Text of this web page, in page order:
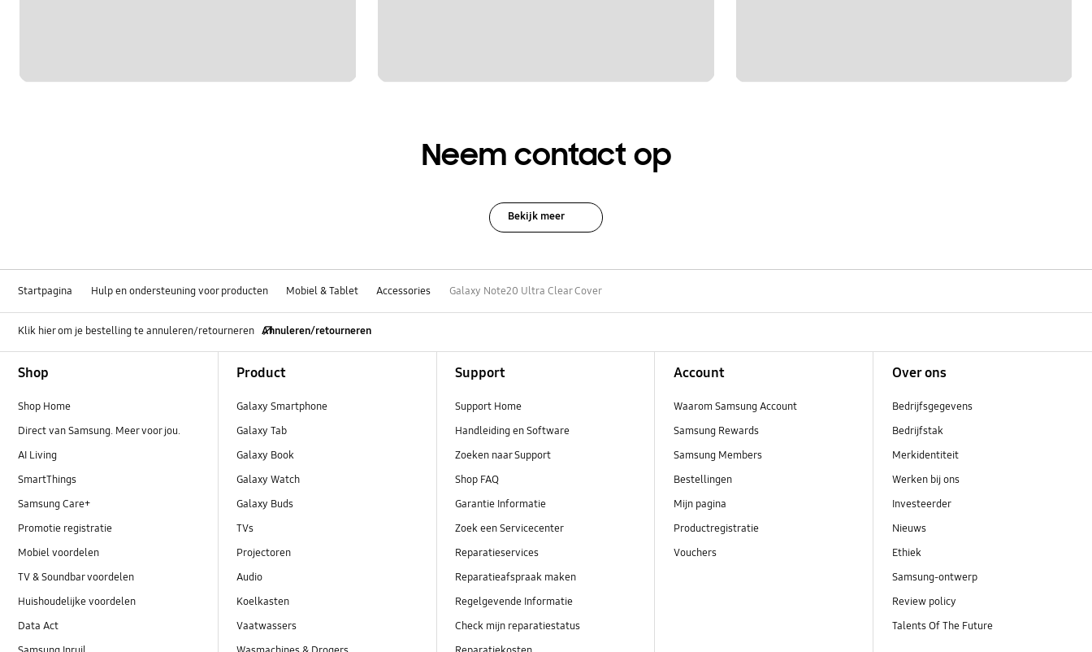
Neem contact op
Bekijk meer
Startpagina Hulp en ondersteuning voor producten Mobiel & Tablet Accessories Galaxy Note20 Ultra Clear Cover
Klik hier om je bestelling te annuleren/retourneren Annuleren/retourneren
Shop
Shop Home
Direct van Samsung. Meer voor jou.
AI Living
SmartThings
Samsung Care+
Promotie registratie
Mobiel voordelen
TV & Soundbar voordelen
Huishoudelijke voordelen
Data Act
Product
Galaxy Smartphone
Galaxy Tab
Galaxy Book
Galaxy Watch
Galaxy Buds
TVs
Projectoren
Audio
Koelkasten
Vaatwassers
Support
Support Home
Handleiding en Software
Zoeken naar Support
Shop FAQ
Garantie Informatie
Zoek een Servicecenter
Reparatieservices
Reparatieafspraak maken
Regelgevende Informatie
Check mijn reparatiestatus
Account
Waarom Samsung Account
Samsung Rewards
Samsung Members
Bestellingen
Mijn pagina
Productregistratie
Vouchers
Over ons
Bedrijfsgegevens
Bedrijfstak
Merkidentiteit
Werken bij ons
Investeerder
Nieuws
Ethiek
Samsung-ontwerp
Review policy
Talents Of The Future